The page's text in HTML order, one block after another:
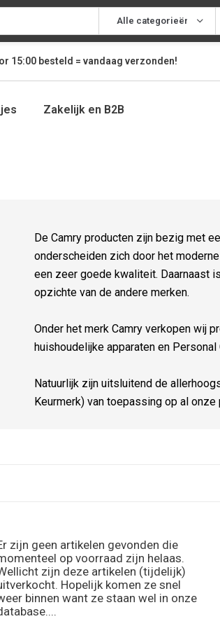
Alle categorieën
15:00besteld = vandaag verzonden!
Zakelijk en B2B
De Camry producten zijn bezig met
onderscheiden zich door het
een zeer goede kwaliteit. Daarnaast
opzichte van de andere merken.
Onder het merk Camry verkopen wij
huishoudelijke apparaten en Personal
Natuurlijk zijn uitsluitend de
Keurmerk) van toepassing op al onze
zijn geen artikelen gevonden die
op voorraad zijn helaas.
zijn deze artikelen (tijdelijk)
Hopelijk komen ze snel
binnen want ze staan wel in onze